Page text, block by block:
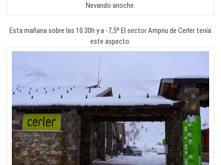
Nevando anoche.
Esta mañana sobre las 10.30h y a -7,5º El sector Ampriu de Cerler tenía
este aspecto.